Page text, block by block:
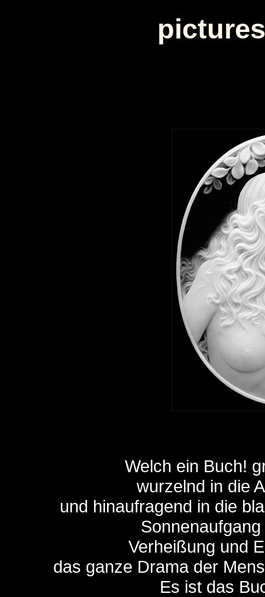
Welch ein Buch!
wurzelnd in die
und hinaufragend in die
Verheißung und
das ganze Drama der
Es ist das